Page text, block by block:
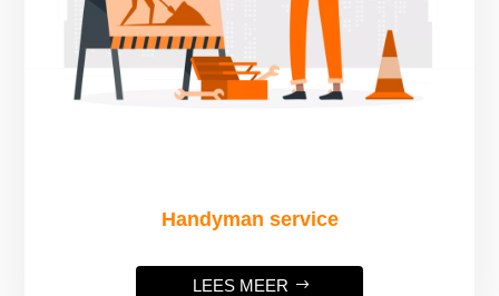
Handyman service
LEES MEER